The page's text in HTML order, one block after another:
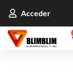
Acceder